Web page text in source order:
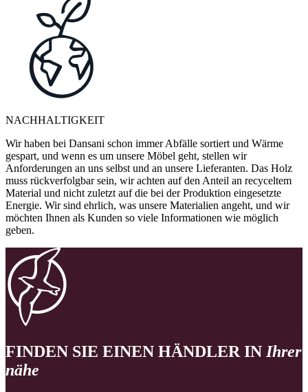
NACHHALTIGKEIT
Wir haben bei Dansani schon immer Abfälle sortiert und Wärme
gespart, und wenn es um unsere Möbel geht, stellen wir
Anforderungen an uns selbst und an unsere Lieferanten. Das Holz
muss rückverfolgbar sein, wir achten auf den Anteil an recyceltem
Material und nicht zuletzt auf die bei der Produktion eingesetzte
Energie. Wir sind ehrlich, was unsere Materialien angeht, und wir
möchten Ihnen als Kunden so viele Informationen wie möglich
geben.
FINDEN SIE EINEN HÄNDLER IN Ihrer
nähe